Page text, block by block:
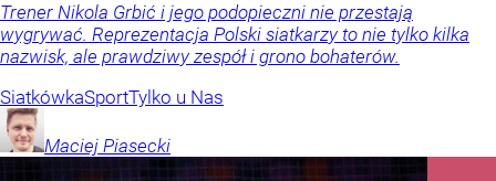
Trener Nikola Grbić i jego podopieczni nie przestają
wygrywać. Reprezentacja Polski siatkarzy to nie tylko kilka
nazwisk, ale prawdziwy zespół i grono bohaterów.
SiatkówkaSportTylko u Nas
Maciej Piasecki